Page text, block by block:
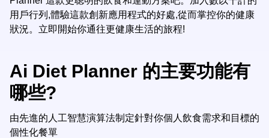
用戶行列,體驗這款創新應用程式的好處,從而掌控你的健康
狀況。立即開始你通往更健康生活的旅程!
Ai Diet Planner 的主要功能有
哪些?
由先進的人工智慧演算法制定針對你個人飲食需求和目標的
個性化餐單